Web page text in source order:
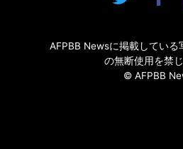
AFPBB Newsに掲載している
の無断使用を禁じ
© AFPBB